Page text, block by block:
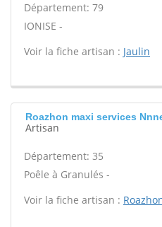
Département: 79
IONISE -
Voir la fiche artisan : Jaulin
Roazhon maxi services
Artisan
Département: 35
Poêle à Granulés -
Voir la fiche artisan :